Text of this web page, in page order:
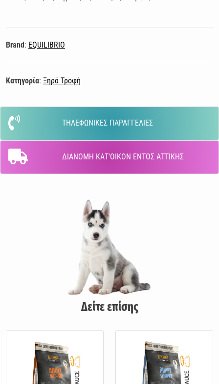
Brand: EQUILIBRIO
Κατηγορία: Ξηρά Τροφή
ΤΗΛΕΦΩΝΙΚΕΣ ΠΑΡΑΓΓΕΛΙΕΣ
ΔΙΑΝΟΜΗ ΚΑΤ'ΟΙΚΟΝ ΕΝΤΟΣ ΑΤΤΙΚΗΣ
Δείτε επίσης